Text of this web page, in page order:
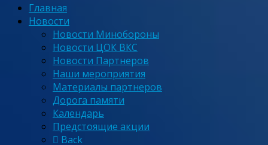
Главная
Новости
Новости Минобороны
Новости ЦОК ВКС
Новости Партнеров
Наши мероприятия
Материалы партнеров
Дорога памяти
Календарь
Предстоящие акции
Back